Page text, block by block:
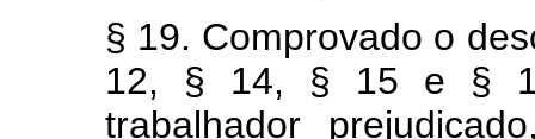
§ 19. Comprovado o
12, § 14, § 15 e §
trabalhador